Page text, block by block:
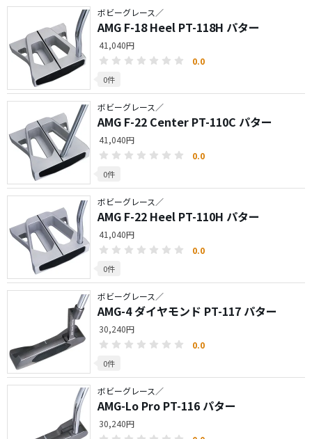
ボビーグレース／
AMG F-18 Heel PT-118H パター
41,040円
0.0
0件
ボビーグレース／
AMG F-22 Center PT-110C パター
41,040円
0.0
0件
ボビーグレース／
AMG F-22 Heel PT-110H パター
41,040円
0.0
0件
ボビーグレース／
AMG-4 ダイヤモンド PT-117 パター
30,240円
0.0
0件
ボビーグレース／
AMG-Lo Pro PT-116 パター
30,240円